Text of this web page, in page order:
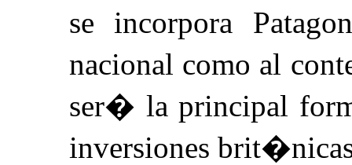
se incorpora
nacional como al
ser� la principal
inversiones